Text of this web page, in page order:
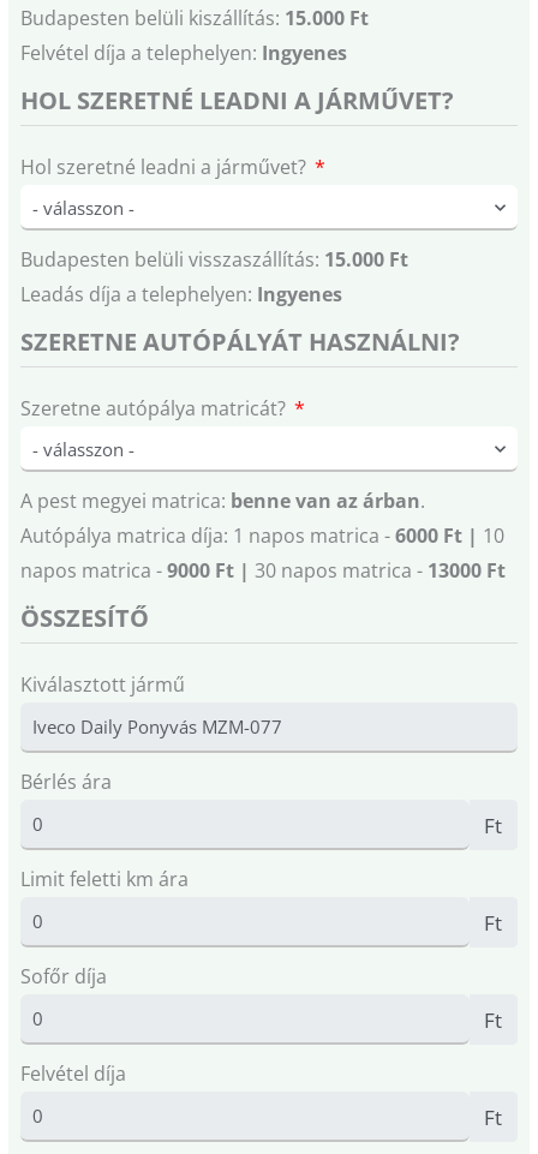
Budapesten belüli kiszállítás: 15.000 Ft
Felvétel díja a telephelyen: Ingyenes
HOL SZERETNÉ LEADNI A JÁRMŰVET?
Hol szeretné leadni a járművet?
Budapesten belüli visszaszállítás: 15.000 Ft
Leadás díja a telephelyen: Ingyenes
SZERETNE AUTÓPÁLYÁT HASZNÁLNI?
Szeretne autópálya matricát?
A pest megyei matrica: benne van az árban.
Autópálya matrica díja: 1 napos matrica -6000 Ft | 10
napos matrica -9000 Ft | 30 napos matrica - 13000 Ft
ÖSSZESÍTŐ
Kiválasztott jármű
Bérlés ára
Ft
Limit feletti km ára
Ft
Sofőr díja
Ft
Felvétel díja
Ft